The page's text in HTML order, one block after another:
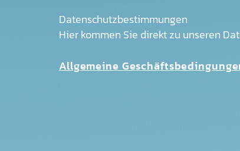
Datenschutzbestimmungen
Hier kommen Sie direkt zu unseren
Allgemeine